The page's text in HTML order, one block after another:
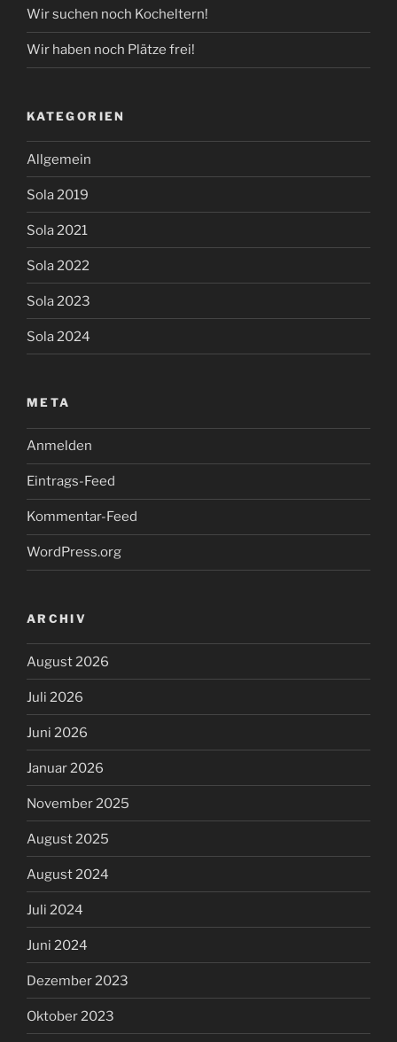
Wir suchen noch Kocheltern!
Wir haben noch Plätze frei!
KATEGORIEN
Allgemein
Sola 2019
Sola 2021
Sola 2022
Sola 2023
Sola 2024
META
Anmelden
Eintrags-Feed
Kommentar-Feed
WordPress.org
ARCHIV
August 2026
Juli 2026
Juni 2026
Januar 2026
November 2025
August 2025
August 2024
Juli 2024
Juni 2024
Dezember 2023
Oktober 2023